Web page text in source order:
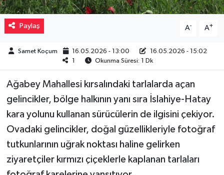
Paylaş A- A+
Samet Koçum 16.05.2026 - 13:00
16.05.2026 - 15:02
1
Okunma Süresi: 1 Dk
Ağabey Mahallesi kırsalındaki tarlalarda açan
gelincikler, bölge halkının yanı sıra İslahiye-Hatay
kara yolunu kullanan sürücülerin de ilgisini çekiyor.
Ovadaki gelincikler, doğal güzellikleriyle fotoğraf
tutkunlarının uğrak noktası haline gelirken
ziyaretçiler kırmızı çiçeklerle kaplanan tarlaları
Sağlık
Spor
Teknoloji
Türkiye
Video Haber